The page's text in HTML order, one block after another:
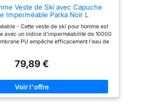
Veste de Ski avec Capuche
Imperméable Parka Noir L
- Cette veste de ski pour homme est
avec un indice d'imperméabilité de 10000
PU empêche efficacement l'eau de
vos aventures en plein air ! Résistant aux
imperméable pour homme est conçu avec
pare-neige réglables, ainsi qu'avec des
afin de fermer toutes les ouvertures qui
79,89 €